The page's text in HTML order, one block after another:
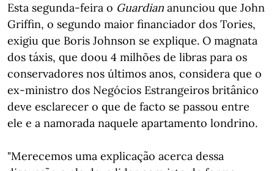
Esta segunda-feira o Guardian anunciou que John
Griffin, o segundo maior financiador dos Tories,
exigiu que Boris Johnson se explique. O magnata
dos táxis, que doou 4 milhões de libras para os
conservadores nos últimos anos, considera que o
ex-ministro dos Negócios Estrangeiros britânico
deve esclarecer o que de facto se passou entre
ele e a namorada naquele apartamento londrino.
"Merecemos uma explicação acerca dessa